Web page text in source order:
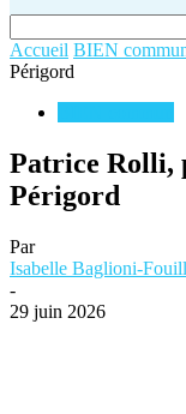
Accueil BIEN
Périgord
Patrice Rolli,
Périgord
Par
Isabelle Baglioni-
-
29 juin 2026